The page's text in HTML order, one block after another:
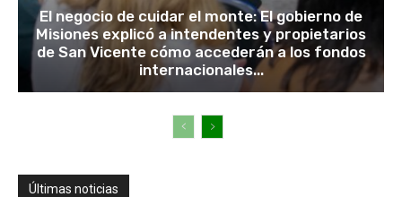
El negocio de cuidar el monte: El gobierno de
Misiones explicó a intendentes y propietarios
de San Vicente cómo accederán a los fondos
internacionales...
Últimas noticias